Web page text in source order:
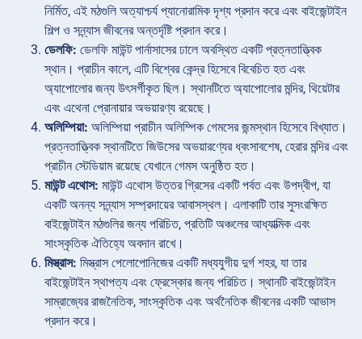
নির্মিত, এই মঠগুলি অত্যাশ্চর্য প্যানোরামিক দৃশ্য প্রদান করে এবং বাইজেন্টাইন
শিল্প ও সন্ন্যাস জীবনের অন্তর্দৃষ্টি প্রদান করে।
ডেলফি: ডেলফি মাউন্ট পার্নাসাসের ঢালে অবস্থিত একটি প্রত্নতাত্ত্বিক
স্থান। প্রাচীন কালে, এটি বিশ্বের কেন্দ্র হিসেবে বিবেচিত হত এবং
অ্যাপোলোর জন্য উৎসর্গীকৃত ছিল। স্থানটিতে অ্যাপোলোর মন্দির, থিয়েটার
এবং এথেনা প্রোনায়ার অভয়ারণ্য রয়েছে।
অলিম্পিয়া: অলিম্পিয়া প্রাচীন অলিম্পিক গেমসের জন্মস্থান হিসেবে বিখ্যাত।
প্রত্নতাত্ত্বিক স্থানটিতে জিউসের অভয়ারণ্যের ধ্বংসাবশেষ, হেরার মন্দির এবং
প্রাচীন স্টেডিয়াম রয়েছে যেখানে গেমস অনুষ্ঠিত হত।
মাউন্ট এথোস: মাউন্ট এথোস উত্তর গ্রিসের একটি পর্বত এবং উপদ্বীপ, যা
একটি অনন্য সন্ন্যাস সম্প্রদায়ের আবাসস্থল। এলাকাটি তার সুসংরক্ষিত
বাইজেন্টাইন মঠগুলির জন্য পরিচিত, প্রতিটি অঞ্চলের আধ্যাত্মিক এবং
সাংস্কৃতিক ঐতিহ্যে অবদান রাখে।
মিস্ত্রাস: মিস্ত্রাস পেলোপোনিজের একটি মধ্যযুগীয় দুর্গ শহর, যা তার
বাইজেন্টাইন স্থাপত্য এবং ফ্রেস্কোর জন্য পরিচিত। স্থানটি বাইজেন্টাইন
সাম্রাজ্যের রাজনৈতিক, সাংস্কৃতিক এবং অর্থনৈতিক জীবনের একটি আভাস
প্রদান করে।